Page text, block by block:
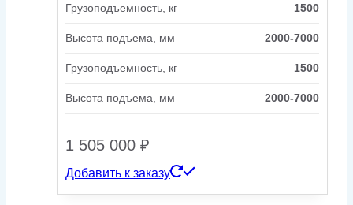
Грузоподъемность, кг 1500
Высота подъема, мм 2000-7000
Грузоподъемность, кг 1500
Высота подъема, мм 2000-7000
1 505 000 ₽
Добавить к заказу